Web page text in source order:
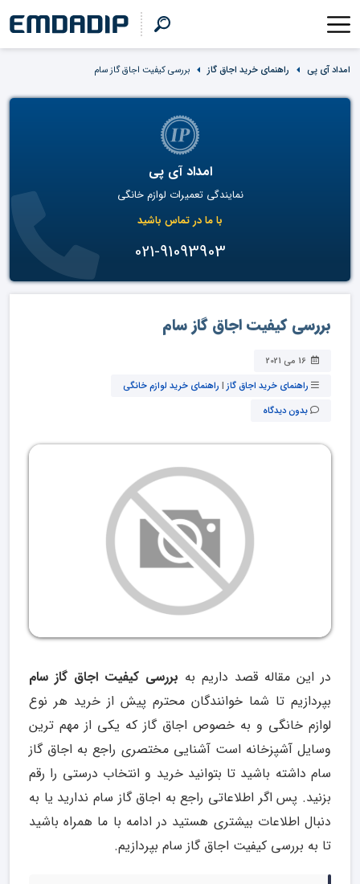
امداد آی پی راهنمای خرید اجاق گاز بررسی کیفیت اجاق گاز سام
امداد آی پی
نمایندگی تعمیرات لوازم خانگی
با ما در تماس باشید
021-91093903
بررسی کیفیت اجاق گاز سام
راهنمای خرید اجاق گاز | راهنمای خرید لوازم خانگی
بدون دیدگاه
در این مقاله قصد داریم به بررسی کیفیت اجاق گاز سام
بپردازیم تا شما خوانندگان محترم پیش از خرید هر نوع
لوازم خانگی و به خصوص اجاق گاز که یکی از مهم ترین
وسایل آشپزخانه است آشنایی مختصری راجع به اجاق گاز
سام داشته باشید تا بتوانید خرید و انتخاب درستی را رقم
بزنید. پس اگر اطلاعاتی راجع به اجاق گاز سام ندارید یا به
دنبال اطلاعات بیشتری هستید در ادامه با ما همراه باشید
تا به بررسی کیفیت اجاق گاز سام بپردازیم.